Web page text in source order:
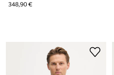
348,90 €